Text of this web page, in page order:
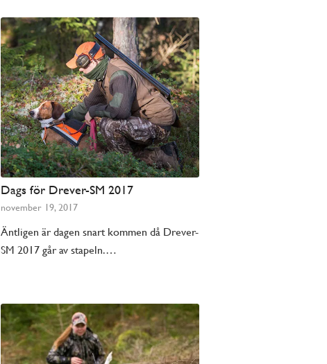
Dags för Drever-SM 2017
november 19, 2017
Äntligen är dagen snart kommen då Drever-
SM 2017 går av stapeln.…